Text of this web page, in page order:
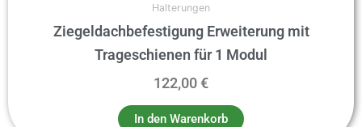
Halterungen
Ziegeldachbefestigung Erweiterung mit
Trageschienen für 1 Modul
122,00€
In den Warenkorb